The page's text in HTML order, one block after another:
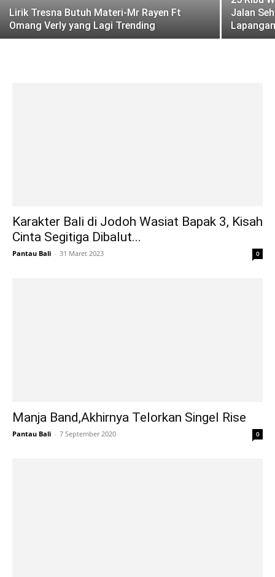
Lirik Tresna Butuh Materi-Mr Rayen Ft
Omang Verly yang Lagi Trending
Jalan
Karakter Bali di Jodoh Wasiat Bapak 3, Kisah
Cinta Segitiga Dibalut...
Pantau Bali - 31 Maret 2023 0
Manja Band,Akhirnya Telorkan Singel Rise
Pantau Bali - 7 September 2020 0